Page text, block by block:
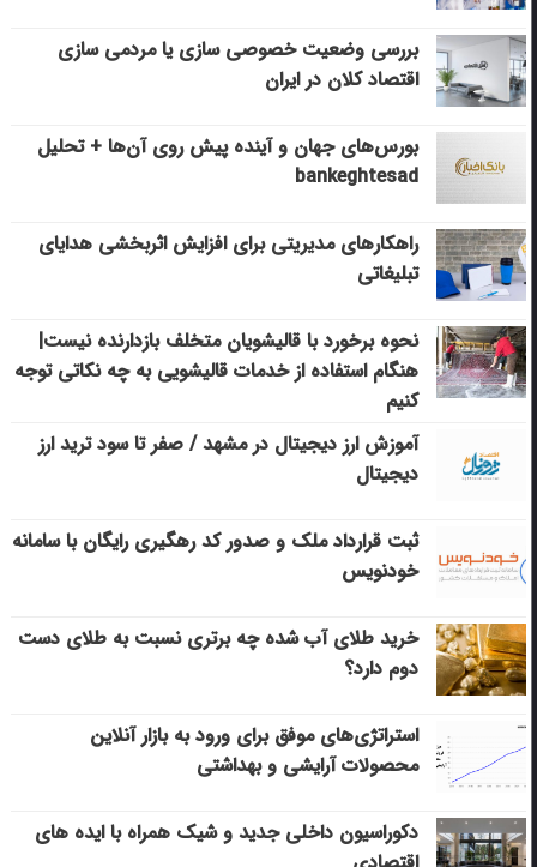
بررسی وضعیت خصوصی سازی یا مردمی سازی
اقتصاد کلان در ایران
بورس‌های جهان و آینده پیش روی آن‌ها + تحلیل
bankeghtesad
راهکارهای مدیریتی برای افزایش اثربخشی هدایای
تبلیغاتی
نحوه برخورد با قالیشویان متخلف بازدارنده نیست|
هنگام استفاده از خدمات قالیشویی به چه نکاتی توجه
کنیم
آموزش ارز دیجیتال در مشهد / صفر تا سود ترید ارز
دیجیتال
ثبت قرارداد ملک و صدور کد رهگیری رایگان با سامانه
خودنویس
خرید طلای آب شده چه برتری نسبت به طلای دست
دوم دارد؟
استراتژی‌های موفق برای ورود به بازار آنلاین
محصولات آرایشی و بهداشتی
دکوراسیون داخلی جدید و شیک همراه با ایده های